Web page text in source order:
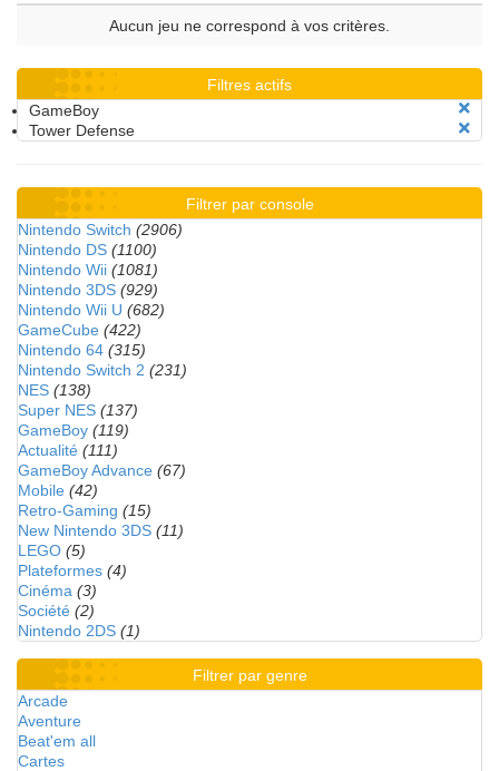
Aucun jeu ne correspond à vos critères.
Filtres actifs
GameBoy
Tower Defense
Filtrer par console
Nintendo Switch (2906)
Nintendo DS (1100)
Nintendo Wii (1081)
Nintendo 3DS (929)
Nintendo Wii U (682)
GameCube (422)
Nintendo 64 (315)
Nintendo Switch 2 (231)
NES (138)
Super NES (137)
GameBoy (119)
Actualité (111)
GameBoy Advance (67)
Mobile (42)
Retro-Gaming (15)
New Nintendo 3DS (11)
LEGO (5)
Plateformes (4)
Cinéma (3)
Société (2)
Nintendo 2DS (1)
Filtrer par genre
Arcade
Aventure
Beat'em all
Cartes